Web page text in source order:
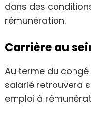
dans des
rémunération.
Carrière au
Au terme du
salarié retrouvera
emploi à